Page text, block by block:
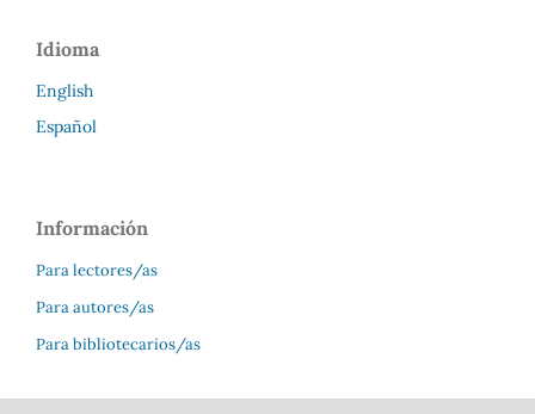
Idioma
English
Español
Información
Para lectores/as
Para autores/as
Para bibliotecarios/as